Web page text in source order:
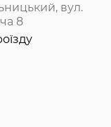
вул.
8